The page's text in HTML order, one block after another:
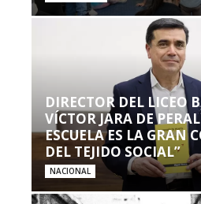
DIRECTOR DEL LICEO
VÍCTOR JARA DE
ESCUELA ES LA GRAN
DEL TEJIDO SOCIAL”
NACIONAL